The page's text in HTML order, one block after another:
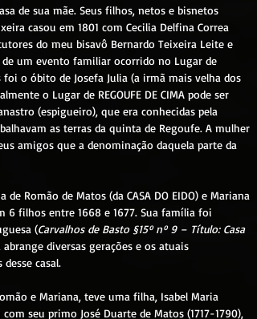
de sua mãe. Seus filhos, netos e bisnetos
casou em 1801 com Cecilia Delfina Correa
do meu bisavô Bernardo Teixeira Leite e
um evento familiar ocorrido no Lugar de
foi o óbito de Josefa Julia (a irmã mais velha dos
o Lugar de REGOUFE DE CIMA pode ser
(espigueiro), que era conhecidas pela
as terras da quinta de Regoufe. A mulher
amigos que a denominação daquela parte da
de
Romão de Matos (da CASA DO EIDO) e Mariana
6 filhos entre 1668 e 1677. Sua família foi
(Carvalhos de Basto §15º nº 9 – Título: Casa
abrange diversas gerações e os atuais
desse casal.
seu primo José Duarte de Matos (1717-1790),